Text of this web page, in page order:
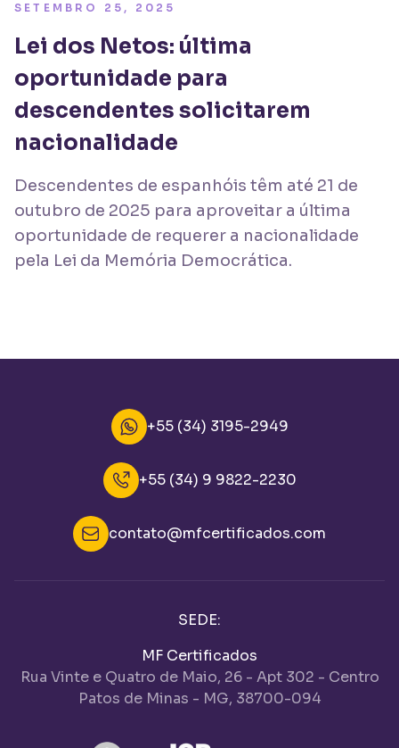
SETEMBRO 25, 2025
Lei dos Netos: última
oportunidade para
descendentes solicitarem
nacionalidade
Descendentes de espanhóis têm até 21 de
outubro de 2025 para aproveitar a última
oportunidade de requerer a nacionalidade
pela Lei da Memória Democrática.
+55 (34) 3195-2949
+55 (34) 9 9822-2230
contato@mfcertificados.com
SEDE:
MF Certificados
Rua Vinte e Quatro de Maio, 26 - Apt 302 - Centro
Patos de Minas - MG, 38700-094